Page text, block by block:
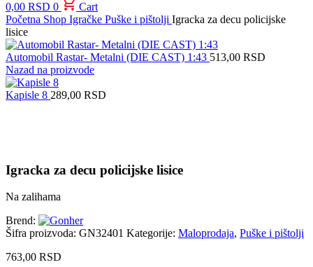
0,00 RSD 0
Cart
Početna Shop Igračke Puške i pištolji Igracka za decu policijske
lisice
Automobil Rastar- Metalni (DIE CAST) 1:43 513,00 RSD
Nazad na proizvode
Kapisle 8 289,00 RSD
Igracka za decu policijske lisice
Na zalihama
Brend:
Šifra proizvoda: GN32401 Kategorije: Maloprodaja, Puške i pištolji
763,00 RSD